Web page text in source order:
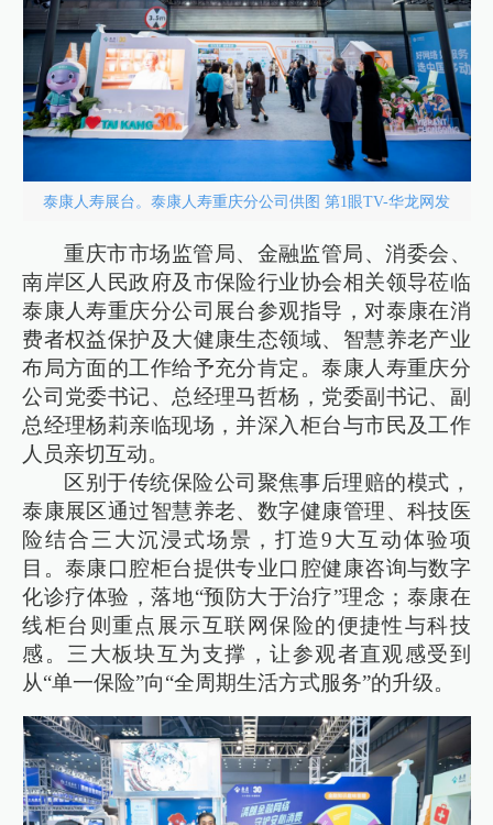
泰康人寿展台。泰康人寿重庆分公司供图 第1眼TV-华龙网发
重庆市市场监管局、金融监管局、消委会、
南岸区人民政府及市保险行业协会相关领导莅临
泰康人寿重庆分公司展台参观指导，对泰康在消
费者权益保护及大健康生态领域、智慧养老产业
布局方面的工作给予充分肯定。泰康人寿重庆分
公司党委书记、总经理马哲杨，党委副书记、副
总经理杨莉亲临现场，并深入柜台与市民及工作
人员亲切互动。
区别于传统保险公司聚焦事后理赔的模式，
泰康展区通过智慧养老、数字健康管理、科技医
险结合三大沉浸式场景，打造9大互动体验项
目。泰康口腔柜台提供专业口腔健康咨询与数字
化诊疗体验，落地“预防大于治疗”理念；泰康在
线柜台则重点展示互联网保险的便捷性与科技
感。三大板块互为支撑，让参观者直观感受到
从“单一保险”向“全周期生活方式服务”的升级。